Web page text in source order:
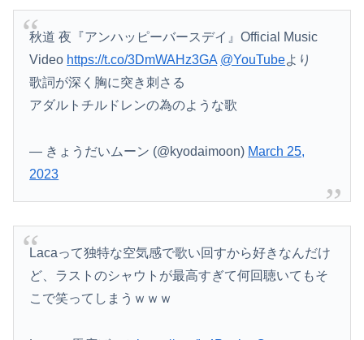
秋道 夜『アンハッピーバースデイ』Official Music
Video https://t.co/3DmWAHz3GA @YouTubeより
歌詞が深く胸に突き刺さる
アダルトチルドレンの為のような歌
— きょうだいムーン (@kyodaimoon) March 25,
2023
Lacaって独特な空気感で歌い回すから好きなんだけ
ど、ラストのシャウトが最高すぎて何回聴いてもそ
こで笑ってしまうｗｗｗ